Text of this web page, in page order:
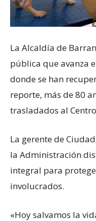
La Alcaldía de
pública que avanza
donde se han
reporte, más de 80
trasladados al
La gerente de
la Administración
integral para
involucrados.
«Hoy salvamos la